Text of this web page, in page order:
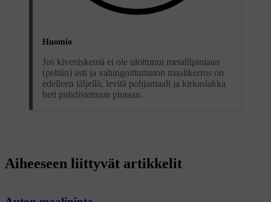
Huomio
Jos kiveniskemä ei ole ulottunut metallipintaan
(peltiin) asti ja vahingoittumaton maalikerros on
edelleen jäljellä, levitä pohjamaali ja kirkaslakka
heti puhdistettuun pintaan.
Aiheeseen liittyvät artikkelit